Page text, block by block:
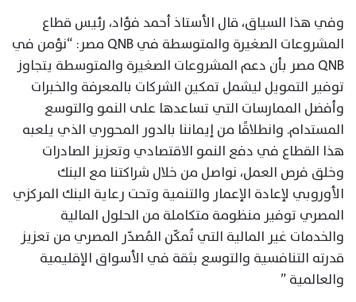
وفي هذا السياق، قال الأستاذ أحمد فؤاد، رئيس قطاع
المشروعات الصغيرة والمتوسطة في QNB مصر: “نؤمن في
QNB مصر بأن دعم المشروعات الصغيرة والمتوسطة يتجاوز
توفير التمويل ليشمل تمكين الشركات بالمعرفة والخبرات
وأفضل الممارسات التي تساعدها على النمو والتوسع
المستدام. وانطلاقًا من إيماننا بالدور المحوري الذي يلعبه
هذا القطاع في دفع النمو الاقتصادي وتعزيز الصادرات
وخلق فرص العمل، نواصل من خلال شراكتنا مع البنك
الأوروبي لإعادة الإعمار والتنمية وتحت رعاية البنك المركزي
المصري توفير منظومة متكاملة من الحلول المالية
والخدمات غير المالية التي تُمكّن المُصدّر المصري من تعزيز
قدرته التنافسية والتوسع بثقة في الأسواق الإقليمية
والعالمية ”